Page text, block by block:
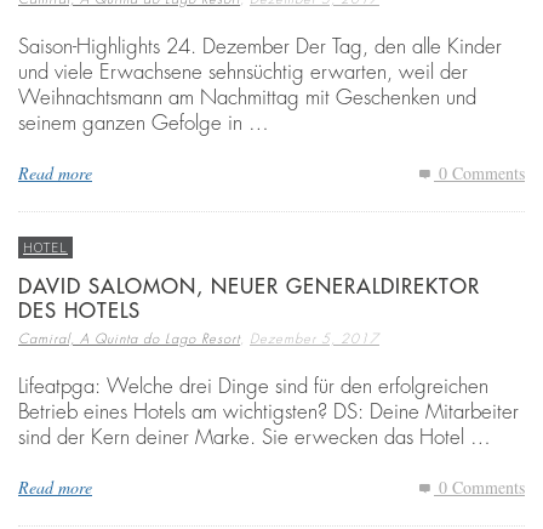
Saison-Highlights 24. Dezember Der Tag, den alle Kinder
und viele Erwachsene sehnsüchtig erwarten, weil der
Weihnachtsmann am Nachmittag mit Geschenken und
seinem ganzen Gefolge in …
Read more 0 Comments
HOTEL
DAVID SALOMON, NEUER GENERALDIREKTOR
DES HOTELS
Camiral, A Quinta do Lago Resort, Dezember 5, 2017
Lifeatpga: Welche drei Dinge sind für den erfolgreichen
Betrieb eines Hotels am wichtigsten? DS: Deine Mitarbeiter
sind der Kern deiner Marke. Sie erwecken das Hotel …
Read more 0 Comments